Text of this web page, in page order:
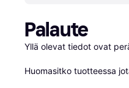
Palaute
Yllä olevat tiedot ovat
Huomasitko tuotteessa